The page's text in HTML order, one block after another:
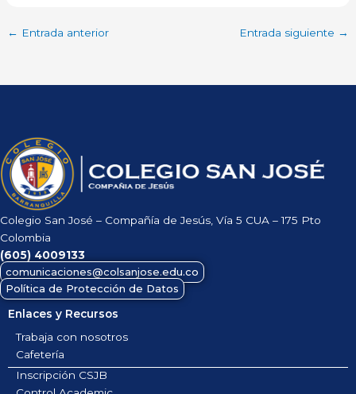
← Entrada anterior Entrada siguiente →
Colegio San José – Compañía de Jesús, Vía 5 CUA – 175 Pto
Colombia
(605) 4009133
comunicaciones@colsanjose.edu.co
Política de Protección de Datos
Enlaces y Recursos
Trabaja con nosotros
Cafetería
Inscripción CSJB